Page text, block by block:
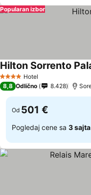
Popularan izbor
4 ZvezdiceHotel
Hilton Sorrento
8,8 Odlično 8.428
Od 501 €
Pogledaj cene sa 3 sajta